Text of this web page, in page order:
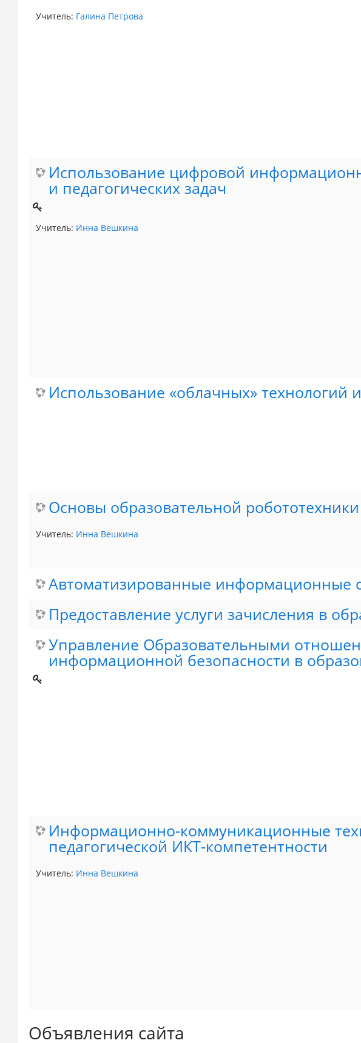
Учитель: Галина Петрова
Использование цифровой
и педагогических задач
Учитель: Инна Вешкина
Использование «облачных» технологий
Основы образовательной робототехники
Учитель: Инна Вешкина
Автоматизированные информационные
Предоставление услуги зачисления в
Управление Образовательными
информационной безопасности в
Информационно-коммуникационные
педагогической ИКТ-компетентности
Учитель: Инна Вешкина
Объявления сайта